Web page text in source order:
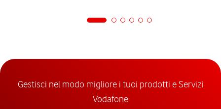
Gestisci nel modo migliore i tuoi prodotti e Servizi
Vodafone